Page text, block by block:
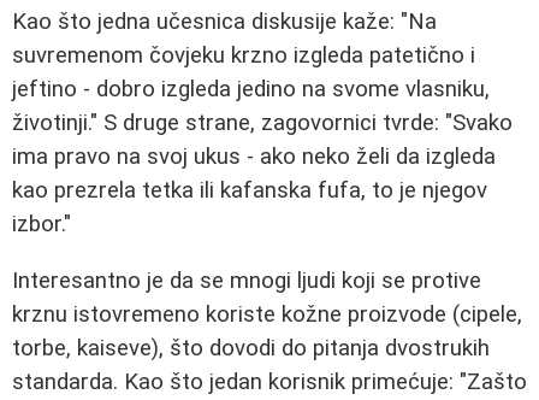
Kao što jedna učesnica diskusije kaže: "Na
suvremenom čovjeku krzno izgleda patetično i
jeftino - dobro izgleda jedino na svome vlasniku,
životinji." S druge strane, zagovornici tvrde: "Svako
ima pravo na svoj ukus - ako neko želi da izgleda
kao prezrela tetka ili kafanska fufa, to je njegov
izbor."
Interesantno je da se mnogi ljudi koji se protive
krznu istovremeno koriste kožne proizvode (cipele,
torbe, kaiseve), što dovodi do pitanja dvostrukih
standarda. Kao što jedan korisnik primećuje: "Zašto